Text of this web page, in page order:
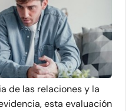
de las relaciones y la
esta evaluación